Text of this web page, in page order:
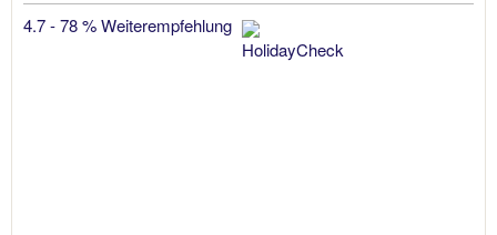
4.7 - 78 % Weiterempfehlung